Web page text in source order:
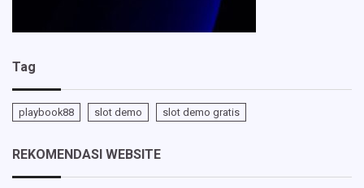
Tag
playbook88 slot demo slot demo gratis
REKOMENDASI WEBSITE